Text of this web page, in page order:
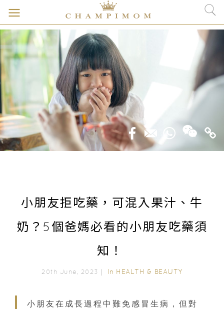
小朋友拒吃藥，可混入果汁、牛
奶？5個爸媽必看的小朋友吃藥須
知！
20th June, 2023｜ In HEALTH & BEAUTY
小朋友在成長過程中難免感冒生病，但對